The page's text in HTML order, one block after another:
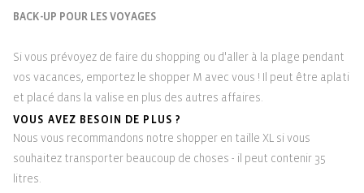
BACK-UP POUR LES VOYAGES
Si vous prévoyez de faire du shopping ou d'aller à la plage pendant
vos vacances, emportez le shopper M avec vous ! Il peut être aplati
et placé dans la valise en plus des autres affaires.
VOUS AVEZ BESOIN DE PLUS ?
Nous vous recommandons notre shopper en taille XL si vous
souhaitez transporter beaucoup de choses - il peut contenir 35
litres.